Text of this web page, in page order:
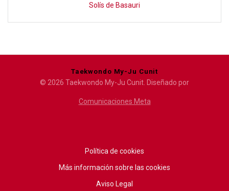
Solís de Basauri
Taekwondo My-Ju Cunit
© 2026 Taekwondo My-Ju Cunit. Diseñado por
Comunicaciones Meta
Política de cookies
Más información sobre las cookies
Aviso Legal